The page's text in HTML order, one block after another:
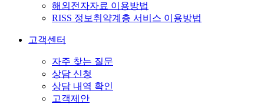
해외전자자료 이용방법
RISS 정보취약계층 서비스 이용방법
고객센터
자주 찾는 질문
상담 신청
상담 내역 확인
고객제안